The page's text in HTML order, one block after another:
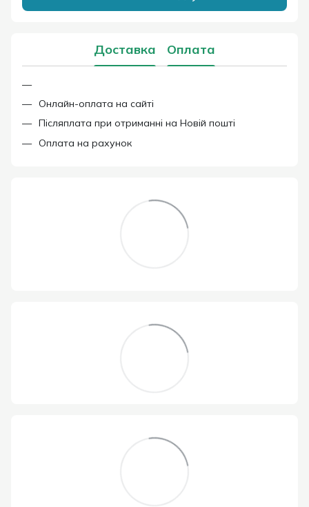
Доставка Оплата
Онлайн-оплата на сайті
Післяплата при отриманні на Новій пошті
Оплата на рахунок